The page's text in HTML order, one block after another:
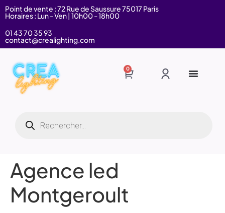
Point de vente : 72 Rue de Saussure 75017 Paris
Horaires : Lun - Ven | 10h00 - 18h00
01 43 70 35 93
contact@crealighting.com
0
Agence led
Montgeroult